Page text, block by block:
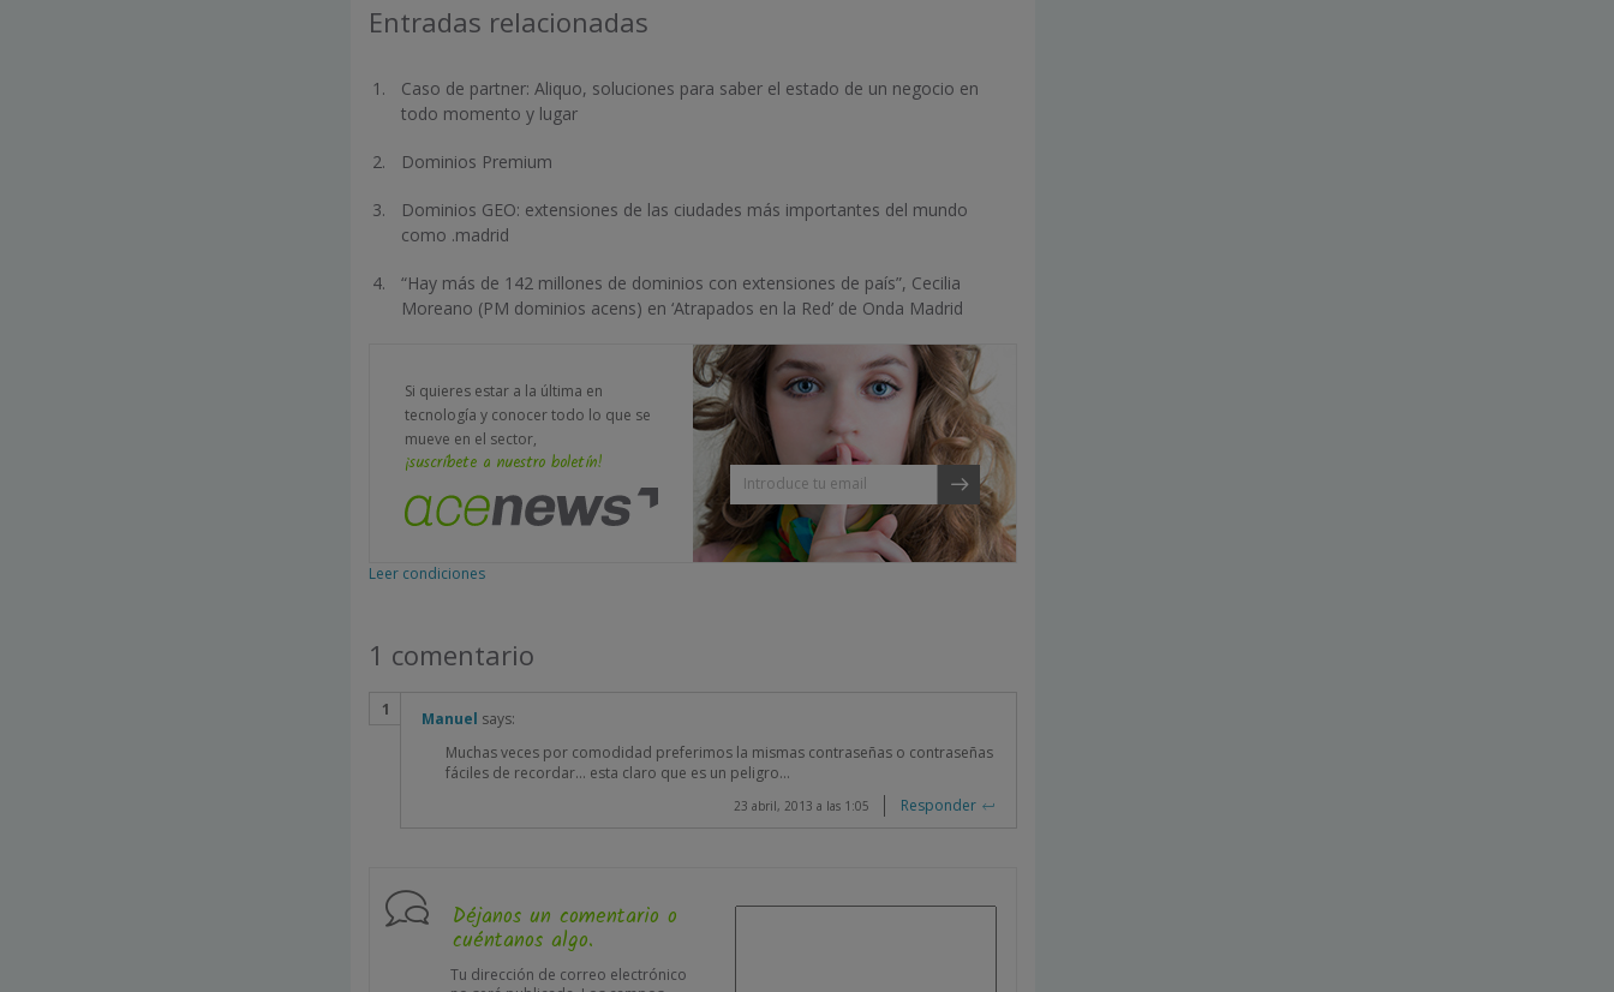
Entradas relacionadas
Caso de partner: Aliquo, soluciones para saber el estado de un negocio en
todo momento y lugar
Dominios Premium
Dominios GEO: extensiones de las ciudades más importantes del mundo
como .madrid
“Hay más de 142 millones de dominios con extensiones de país”, Cecilia
Moreano (PM dominios acens) en ‘Atrapados en la Red’ de Onda Madrid
Si quieres estar a la última en
tecnología y conocer todo lo que se
mueve en el sector,
¡suscríbete a nuestro boletín!
Leer condiciones
1 comentario
Manuel says:
23 abril, 2013 a las 1:05
Muchas veces por comodidad preferimos la mismas contraseñas o contraseñas
fáciles de recordar… esta claro que es un peligro…
Responder
Déjanos un comentario o
cuéntanos algo.
Tu dirección de correo electrónico